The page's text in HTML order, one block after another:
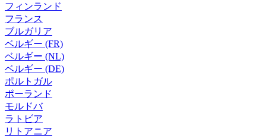
フィンランド
フランス
ブルガリア
ベルギー (FR)
ベルギー (NL)
ベルギー (DE)
ポルトガル
ポーランド
モルドバ
ラトビア
リトアニア